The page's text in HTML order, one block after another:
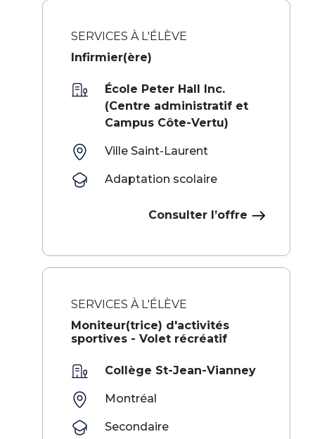
SERVICES À L'ÉLÈVE
Infirmier(ère)
École Peter Hall Inc.
(Centre administratif et
Campus Côte-Vertu)
Ville Saint-Laurent
Adaptation scolaire
Consulter l’offre
SERVICES À L'ÉLÈVE
‌ ‍ ​‍​‍‌‍Moniteur(trice) d'activités
sportives - Volet récréatif​​​ ‌ ​‍‌‍‍‌‌‍‌ ‌‍‍‌‌‍ ‍​‍​‍​ ‍‍​‍​‍‌ ​ ‌‍​‌‌‍ ‍‌‍‍‌‌ ‌​‌ ‍‌​‍ ‍‌‍‍‌‌‍ ​‍​‍​‍ ​​‍​‍‌‍‍​‌ ​‍‌‍‌‌‌‍‌‍​‍​‍​ ‍‍​‍​‍‌‍‍​‌ ‌​‌ ‌​‌ ​​‌ ​ ​ ‍‍​‍ ​‍ ‌‍​ ‌ ​ ‌‍‍‍‌ ‌‍​‍ ‌‌ ​ ‌ ‌​‌ ‌‌‌‍‌​‌‍‍‌‌‍ ​
Collège St-Jean-Vianney
Montréal
Secondaire